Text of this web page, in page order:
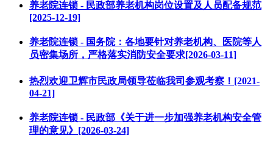
养老院连锁 - 民政部养老机构岗位设置及人员配备规范
[2025-12-19]
养老院连锁 - 国务院：各地要针对养老机构、医院等人
员密集场所，严格落实消防安全要求[2026-03-11]
热烈欢迎卫辉市民政局领导莅临我司参观考察！[2021-
04-21]
养老院连锁 - 民政部《关于进一步加强养老机构安全管
理的意见》[2026-03-24]